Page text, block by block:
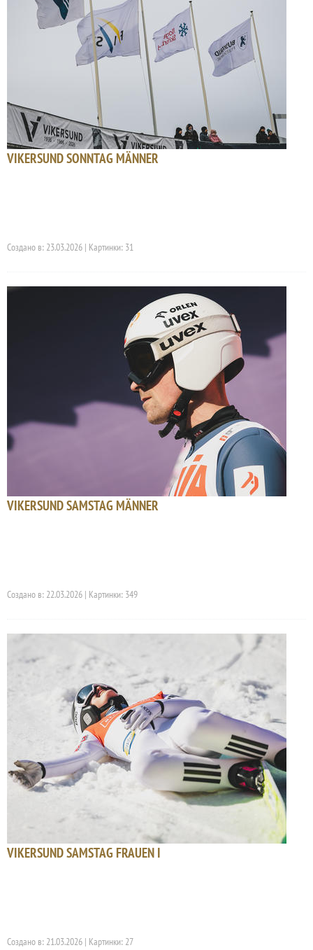
VIKERSUND SONNTAG MÄNNER
Создано в: 23.03.2026 | Картинки: 31
VIKERSUND SAMSTAG MÄNNER
Создано в: 22.03.2026 | Картинки: 349
VIKERSUND SAMSTAG FRAUEN I
Создано в: 21.03.2026 | Картинки: 27